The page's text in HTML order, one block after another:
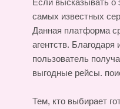
Если высказывать о
самых известных
Данная платформа
агентств. Благодаря
пользователь
выгодные рейсы.
Тем, кто выбирает